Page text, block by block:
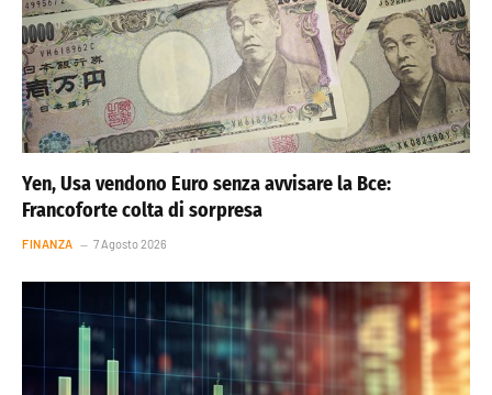
Yen, Usa vendono Euro senza avvisare la Bce:
Francoforte colta di sorpresa
FINANZA 7 Agosto 2026